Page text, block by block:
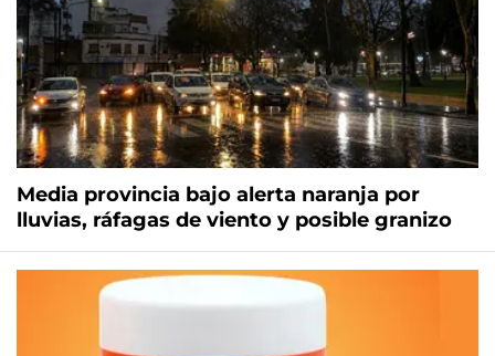
Media provincia bajo alerta naranja por
lluvias, ráfagas de viento y posible granizo